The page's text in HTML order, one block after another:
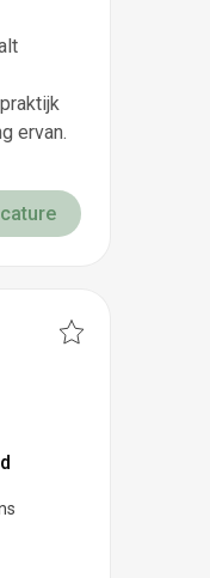
ervan.